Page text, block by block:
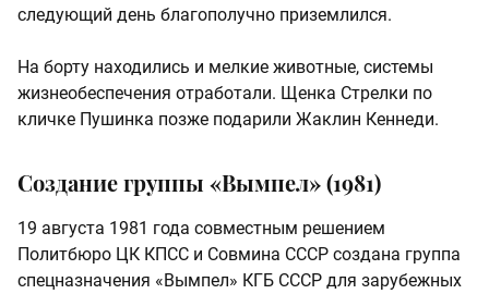
следующий день благополучно приземлился.
На борту находились и мелкие животные, системы
жизнеобеспечения отработали. Щенка Стрелки по
кличке Пушинка позже подарили Жаклин Кеннеди.
Создание группы «Вымпел» (1981)
19 августа 1981 года совместным решением
Политбюро ЦК КПСС и Совмина СССР создана группа
спецназначения «Вымпел» КГБ СССР для зарубежных